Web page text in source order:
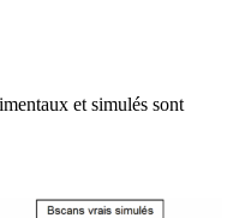
et simulés sont